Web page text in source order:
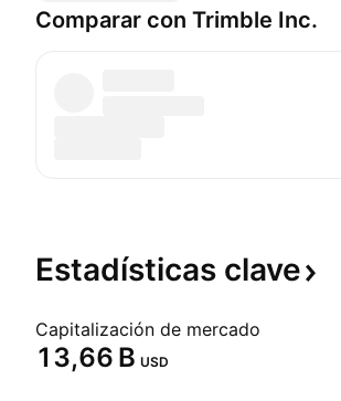
Comparar con Trimble Inc.
Estadísticas clave
Capitalización de mercado
‪13,66 B‬ USD